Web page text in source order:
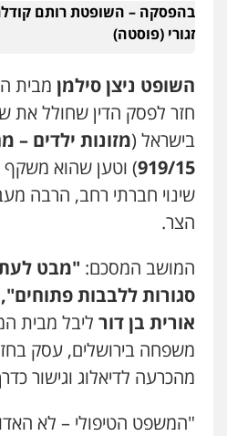
בהפסקה – השופטת רותם
זגורי (פוסטה)
השופט ניצן סילמן מבית
חזר לפסק הדין שחולל את
בישראל (מזונות ילדים
919/15) וטען שהוא
שינוי חברתי רחב, הרבה
הצר.
המושב המסכם: "מבט
סגורות ללבבות פתוחים",
אורית בן דור ליבל מבית
משפחה בירושלים, עסק
מהכרעה לדיאלוג וגישור
"המשפט הטיפולי – לא